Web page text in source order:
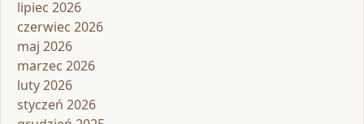
lipiec 2026
czerwiec 2026
maj 2026
marzec 2026
luty 2026
styczeń 2026